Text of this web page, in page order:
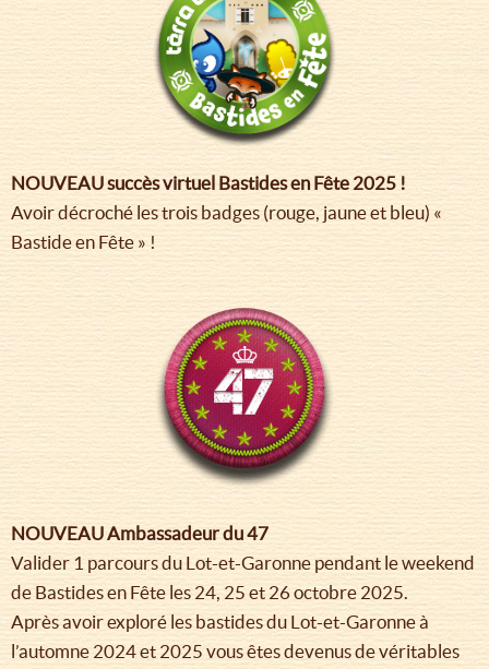
NOUVEAU succès virtuel Bastides en Fête 2025 !
Avoir décroché les trois badges (rouge, jaune et bleu) «
Bastide en Fête » !
NOUVEAU Ambassadeur du 47
Valider 1 parcours du Lot-et-Garonne pendant le weekend
de Bastides en Fête les 24, 25 et 26 octobre 2025.
Après avoir exploré les bastides du Lot-et-Garonne à
l’automne 2024 et 2025 vous êtes devenus de véritables